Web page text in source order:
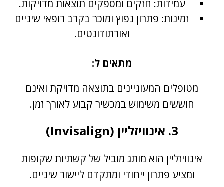
עמידות: חזקים ומספקים תוצאות מדויקות.
זמינות: פתרון נפוץ ומוכר בקרב רופאי שיניים
ואורתודונטים.
מתאים ל:
מטופלים המעוניינים בתוצאה מדויקת ואינם
חוששים משימוש במכשיר קבוע לאורך זמן.
3. אינוויזליין (Invisalign)
אינוויזליין הוא מותג מוביל של קשתיות שקופות
ומציע פתרון ייחודי ומתקדם ליישור שיניים.